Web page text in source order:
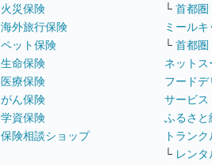
火災保険
海外旅行保険
ペット保険
生命保険
医療保険
がん保険
学資保険
保険相談ショップ
└ 首都圏
ミールキ
└ 首都圏
ネットス
フード
サービス
ふるさと
トラン
└ レン